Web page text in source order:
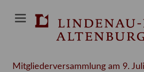
Mitgliederversammlung am 9.